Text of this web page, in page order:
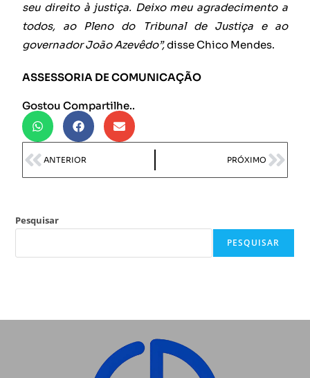
seu direito à justiça. Deixo meu agradecimento a
todos, ao Pleno do Tribunal de Justiça e ao
governador João Azevêdo”,disse Chico Mendes.
ASSESSORIA DE COMUNICAÇÃO
Gostou Compartilhe..
ANTERIOR PRÓXIMO
Pesquisar
PESQUISAR